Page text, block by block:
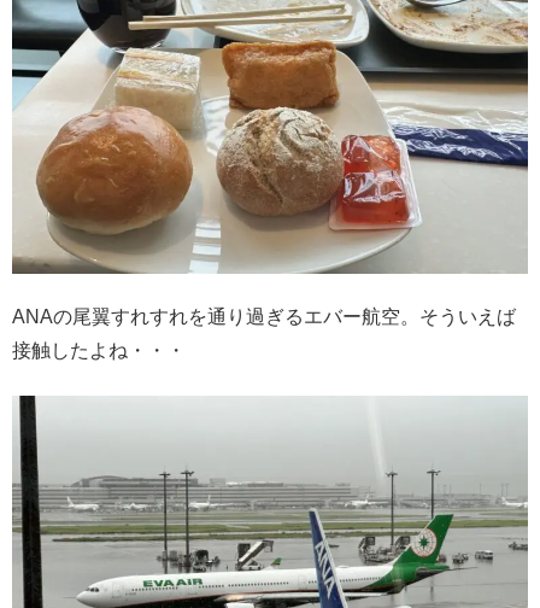
ANAの尾翼すれすれを通り過ぎるエバー航空。そういえば
接触したよね・・・